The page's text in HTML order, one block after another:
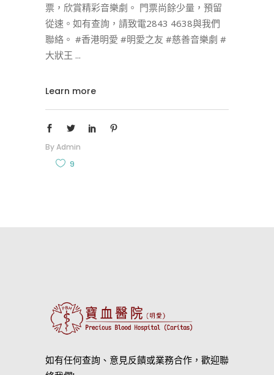
票，欣賞精彩音樂劇。 門票尚餘少量，預留
從速。如有查詢，請致電2843 4638與我們
聯絡。 #香港明愛 #明愛之友 #慈善音樂劇 #
大狀王
Learn more
ByAdmin
9
如有任何查詢、意見反饋或業務合作，歡迎聯